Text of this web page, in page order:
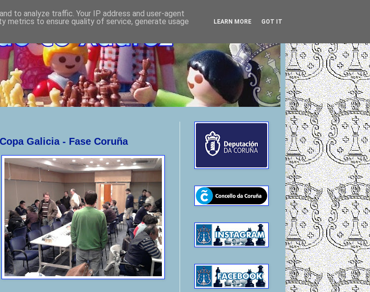
Galicia - Fase Coruña
to analyze traffic. Your IP address and user-agent
metrics to ensure quality of service, generate usage
LEARN MORE GOT IT